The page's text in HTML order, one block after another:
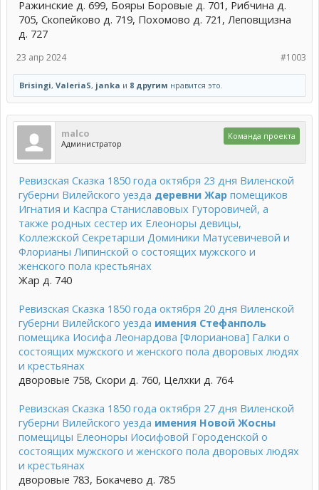
Ражинские д. 699, Бояры Боровые д. 701, Рибчина д.
705, Скопейково д. 719, Похомово д. 721, Леповщизна
д. 727
#1003
23 апр 2024
Brisingi, ValeriaS, janka и 8 другим нравится это.
malco
Администратор
Команда проекта
Ревизская Сказка 1850 года октября 23 дня Виленской
губерни Вилейского уезда деревни Жар помещиков
Игнатия и Каспра Станиславовых Гуторовичей, а
также родных сестер их Елеоноры девицы,
Коллежской Секретарши Доминики Матусевичевой и
Флорианы Липинской о состоящих мужского и
женского пола крестьянах
Жар д. 740
Ревизская Сказка 1850 года октября 20 дня Виленской
губерни Вилейского уезда имения Стефанполь
помещика Иосифа Леонардова [Флорианова] Галки о
состоящих мужского и женского пола дворовых людях
и крестьянах
дворовые 758, Скори д. 760, Целхки д. 764
Ревизская Сказка 1850 года октября 27 дня Виленской
губерни Вилейского уезда имения Новой Жосны
помещицы Елеоноры Иосифовой Городенской о
состоящих мужского и женского пола дворовых людях
и крестьянах
дворовые 783, Бокачево д. 785